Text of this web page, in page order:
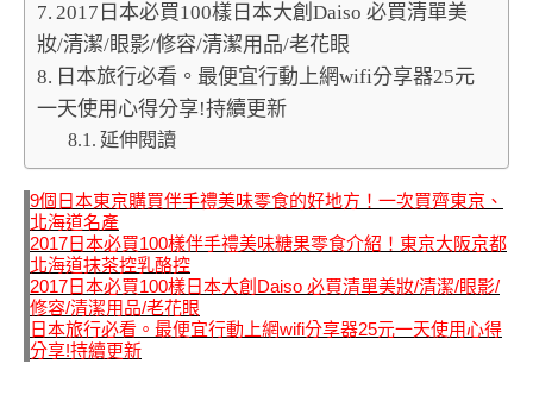
2017日本必買100樣日本大創Daiso 必買清單美
妝/清潔/眼影/修容/清潔用品/老花眼
日本旅行必看。最便宜行動上網wifi分享器25元
一天使用心得分享!持續更新
延伸閱讀
9個日本東京購買伴手禮美味零食的好地方！一次買齊東京、
北海道名產
2017日本必買100樣伴手禮美味糖果零食介紹！東京大阪京都
北海道抹茶控乳酪控
2017日本必買100樣日本大創Daiso 必買清單美妝/清潔/眼影/
修容/清潔用品/老花眼
日本旅行必看。最便宜行動上網wifi分享器25元一天使用心得
分享!持續更新